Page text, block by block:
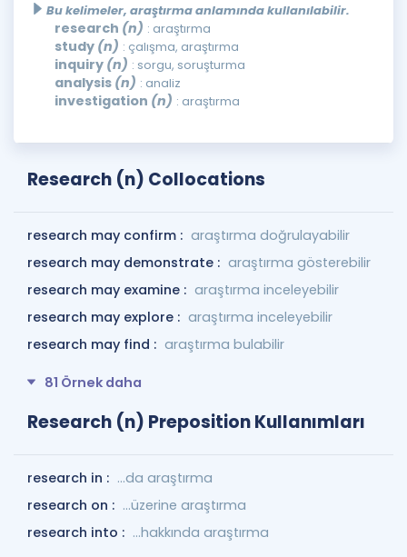
Bu kelimeler, araştırma anlamında kullanılabilir.
research (n) : araştırma
study (n) : çalışma, araştırma
inquiry (n) : sorgu, soruşturma
analysis (n) : analiz
investigation (n) : araştırma
Research (n) Collocations
research may confirm : araştırma doğrulayabilir
research may demonstrate : araştırma gösterebilir
research may examine : araştırma inceleyebilir
research may explore : araştırma inceleyebilir
research may find : araştırma bulabilir
81 Örnek daha
Research (n) Preposition Kullanımları
research in : ...da araştırma
research on : ...üzerine araştırma
research into : ...hakkında araştırma